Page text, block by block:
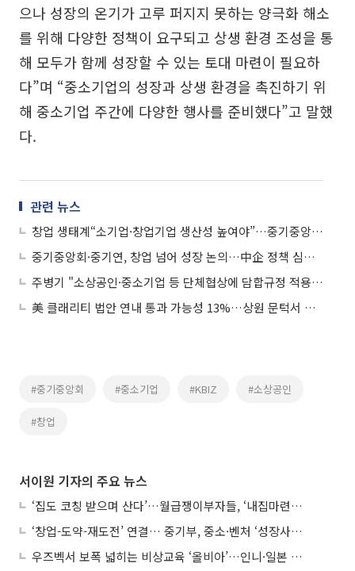
으나 성장의 온기가 고루 퍼지지 못하는 양극화 해소
를 위해 다양한 정책이 요구되고 상생 환경 조성을 통
해 모두가 함께 성장할 수 있는 토대 마련이 필요하
다”며 “중소기업의 성장과 상생 환경을 촉진하기 위
해 중소기업 주간에 다양한 행사를 준비했다”고 말했
다.
관련 뉴스
창업 생태계“소기업·창업기업 생산성 높여야”…중기중앙회·중기연, 심포지엄
중기중앙회·중기연, 창업 넘어 성장 논의…中企 정책 심포지엄 개최
주병기 "소상공인·중소기업 등 단체협상에 담합규정 적용 배제"
美 클래리티 법안 연내 통과 가능성 13%…상원 문턱서 제동
#중기중앙회 #중소기업 #KBIZ #소상공인
#창업
서이원 기자의 주요 뉴스
‘집도 코칭 받으며 산다’…월급쟁이부자들, ‘내집마련’ 신청 증가세
‘창업-도약-재도전’ 연결… 중기부, 중소·벤처 ‘성장사다리’ 짓는다
우즈벡서 보폭 넓히는 비상교육 ‘올비아’…인니·일본 진출 타진